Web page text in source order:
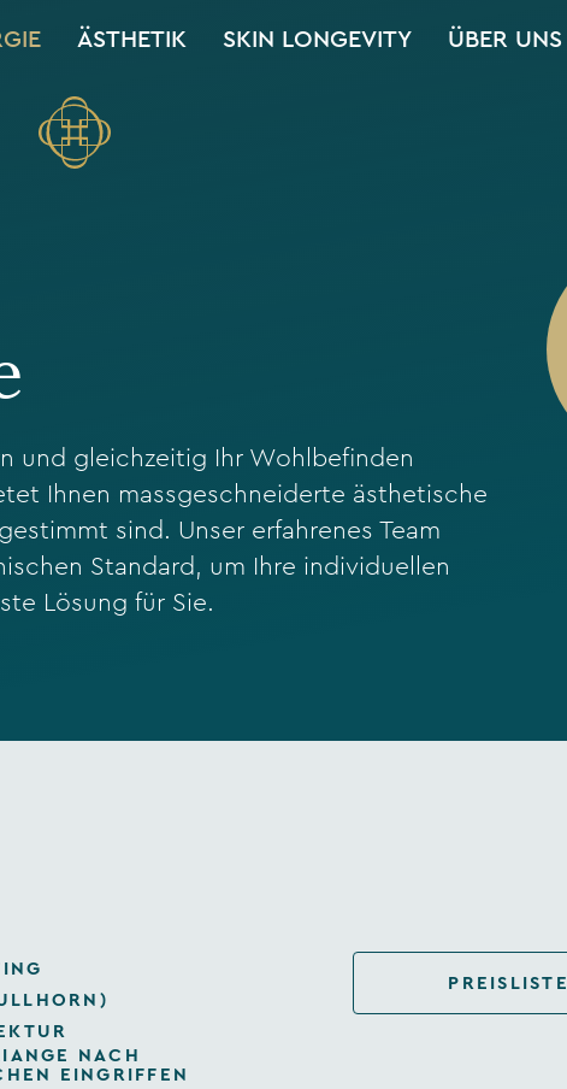
ÄSTHETIK SKIN LONGEVITY ÜBER UNS
und gleichzeitig Ihr Wohlbefinden
Ihnen massgeschneiderte ästhetische
sind. Unser erfahrenes Team
Standard, um Ihre individuellen
Lösung für Sie.
NACH
EINGRIFFEN
PREISLISTE